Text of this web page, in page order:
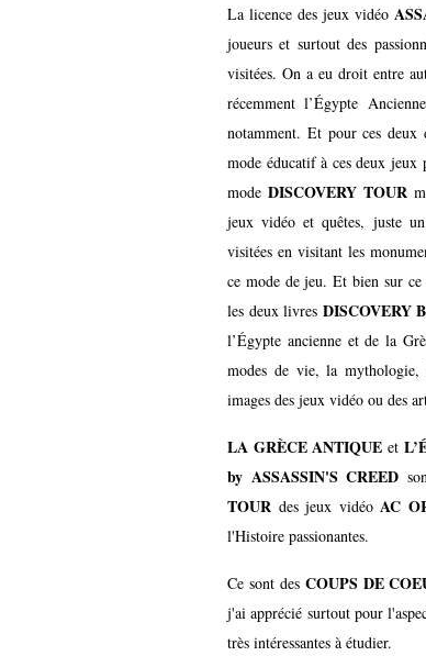
La licence des jeux vidéo
joueurs et surtout des
visitées. On a eu droit entre
récemment l’Égypte
notamment. Et pour ces deux
mode éducatif à ces deux
mode DISCOVERY TOUR
jeux vidéo et quêtes, juste
visitées en visitant les
ce mode de jeu. Et bien sur
les deux livres DISCOVERY
l’Égypte ancienne et de la
modes de vie, la mythologie,
images des jeux vidéo ou des
LA GRÈCE ANTIQUE et
by ASSASSIN'S CREED
TOUR des jeux vidéoAC
l'Histoire passionantes.
Ce sont des COUPS DE
j'ai apprécié surtout pour
très intéressantes à étudier.